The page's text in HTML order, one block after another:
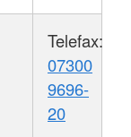
Telefax:
07300
9696-
20